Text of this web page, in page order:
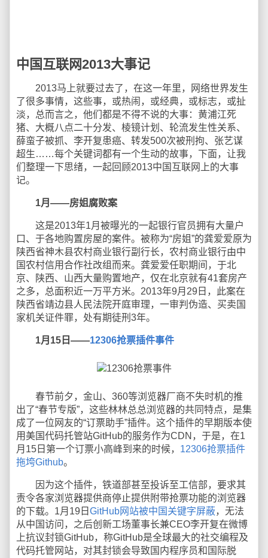
中国互联网2013大事记
2013马上就要过去了，在这一年里，网络世界发生
了很多事情，这些事，或热闹，或经典，或标志，或扯
淡，总而言之，他们都是不得不说的大事：黄浦江死
猪、大概八点二十分发、棱镜计划、轮流发生性关系、
薛蛮子被抓、李开复患癌、转发500次被刑拘、张艺谋
超生……每个关键词都有一个生动的故事，下面，让我
们整理一下思绪，一起回顾2013中国互联网上的大事
记。
1月——房姐腐败案
这是2013年1月被曝光的一起银行官员拥有大量户
口、于各地购置房屋的案件。被称为“房姐”的龚爱爱原为
陕西省神木县农村商业银行副行长，农村商业银行由中
国农村信用合作社改组而来。龚爱爱任职期间，于北
京、陕西、山西大量购置地产，仅在北京就有41套房产
之多，总面积近一万平方米。2013年9月29日，此案在
陕西省靖边县人民法院开庭审理，一审判伪造、买卖国
家机关证件罪，处有期徒刑3年。
1月15日——12306抢票插件事件
春节前夕，金山、360等浏览器厂商不失时机的推
出了“春节专版”，这些林林总总浏览器的共同特点，是集
成了一位网友的“订票助手”插件。这个插件的早期版本使
用美国代码托管站GitHub的服务作为CDN，于是，在1
月15日第一个订票小高峰到来的时候， 12306抢票插件
拖垮Github。
因为这个插件，铁道部甚至投诉至工信部，要求其
责令各家浏览器提供商停止提供附带抢票功能的浏览器
的下载。1月19日 GitHub网站被中国关键字屏蔽，无法
从中国访问，之后创新工场董事长兼CEO李开复在微博
上抗议封锁GitHub，称GitHub是全球最大的社交编程及
代码托管网站，对其封锁会导致国内程序员和国际脱